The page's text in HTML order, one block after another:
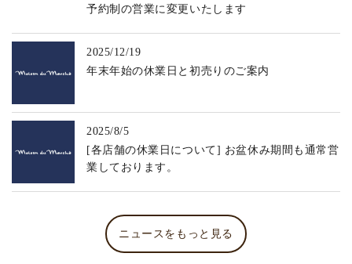
予約制の営業に変更いたします
2025/12/19
年末年始の休業日と初売りのご案内
2025/8/5
[各店舗の休業日について] お盆休み期間も通常営
業しております。
ニュースをもっと見る